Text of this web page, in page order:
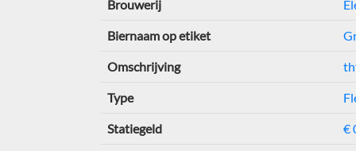
Brouwerij
Biernaam op etiket
Omschrijving
Type
Statiegeld €